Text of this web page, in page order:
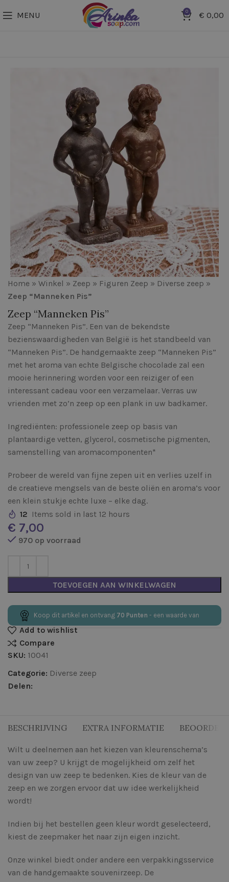
MENU 0 € 0,00
Home » Winkel » Zeep » Figuren Zeep » Diverse zeep »
Zeep “Manneken Pis”
Zeep “Manneken Pis”
Zeep “Manneken Pis”. Een van de bekendste
bezienswaardigheden van België is het standbeeld van
“Manneken Pis”. De handgemaakte zeep “Manneken Pis”
met het aroma van echte Belgische chocolade zal een
mooie herinnering worden voor een reiziger of een
interessant cadeau voor een verzamelaar. Verras uw
vrienden met zo’n zeep op een plank in uw badkamer.
Ingrediënten: professionele zeep op basis van
plantaardige vetten, glycerol, cosmetische pigmenten,
samenstelling van aromacomponenten*
Probeer de wereld van fijne zepen uit en verlies uzelf in
de creatieve mengsels van de beste oliën en aroma’s voor
een klein stukje echte luxe – elke dag.
12 Items sold in last 12 hours
€
970 op voorraad
TOEVOEGEN AAN WINKELWAGEN
Koop dit artikel en ontvang 70 Punten - een waarde van
Add to wishlist
Compare
SKU: 10041
Categorie: Diverse zeep
Delen:
BESCHRIJVING EXTRA INFORMATIE
Wilt u deelnemen aan het kiezen van kleurenschema’s
van uw zeep? U krijgt de mogelijkheid om zelf het
design van uw zeep te bedenken. Kies de kleur van de
zeep en we zorgen ervoor dat uw idee werkelijkheid
wordt!
Indien bij het bestellen geen kleur wordt geselecteerd,
kiest de zeepmaker het naar zijn eigen inzicht.
Onze winkel biedt onder andere een verpakkingsservice
van de handgemaakte souvenirzeep. De